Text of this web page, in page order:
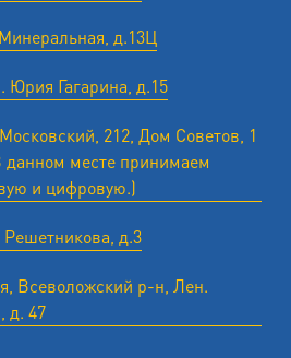
д.13Ц
Гагарина, д.15
212, Дом Советов, 1
данном месте принимаем
и цифровую.)
д.3
Всеволожский р-н, Лен.
д. 47